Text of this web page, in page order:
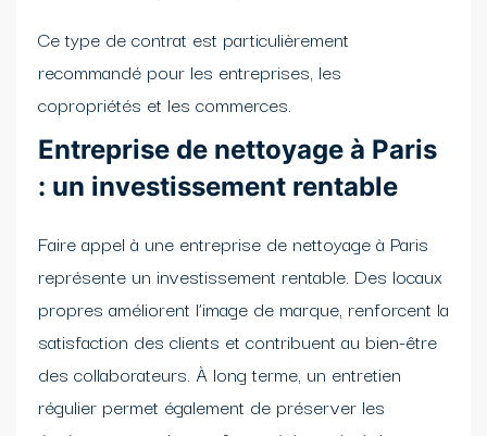
Ce type de contrat est particulièrement
recommandé pour les entreprises, les
copropriétés et les commerces.
Entreprise de nettoyage à Paris
: un investissement rentable
Faire appel à une entreprise de nettoyage à Paris
représente un investissement rentable. Des locaux
propres améliorent l’image de marque, renforcent la
satisfaction des clients et contribuent au bien-être
des collaborateurs. À long terme, un entretien
régulier permet également de préserver les